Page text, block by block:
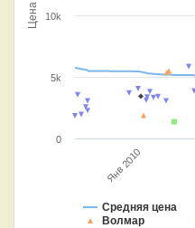
Цена
Средняя цена
Волмар
Янв 2010
0
5k
10k